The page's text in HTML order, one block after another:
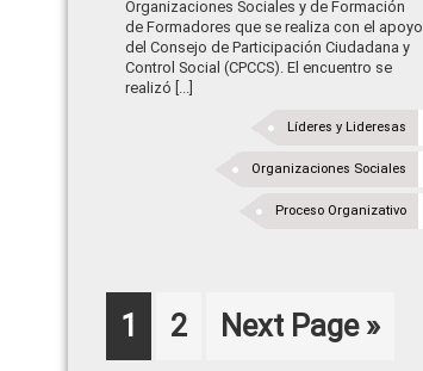
Organizaciones Sociales y de Formación
de Formadores que se realiza con el apoyo
del Consejo de Participación Ciudadana y
Control Social (CPCCS). El encuentro se
realizó [...]
Líderes y Lideresas
Organizaciones Sociales
Proceso Organizativo
Page
1 Page
2
Go
Next Page »